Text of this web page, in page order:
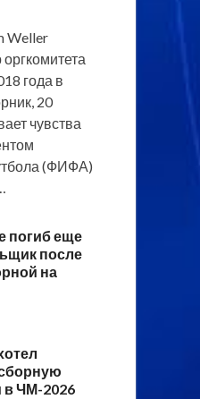
Weller
года в
20
чувства
(ФИФА)
погиб еще
после
на
в ЧМ-2026